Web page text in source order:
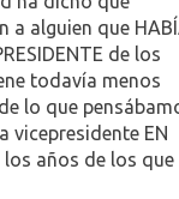
a alguien que
de los
todavía menos
lo que
vicepresidente EN
los años de los que